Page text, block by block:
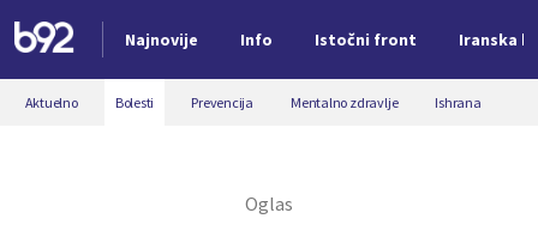
Najnovije Info Istočni front Iranska
Nova vest
Aktuelno Bolesti Prevencija Mentalno zdravlje Ishrana